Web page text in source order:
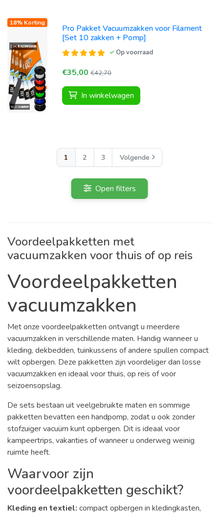
18% Korting
Pro Pakket Vacuumzakken voor Filament
[Set 10 zakken + Pomp]
Op voorraad
€35,00 €42,70
In winkelwagen
1 2 3 Volgende
Open filters
Voordeelpakketten met
vacuumzakken voor thuis of op reis
Voordeelpakketten
vacuumzakken
Met onze voordeelpakketten ontvangt u meerdere
vacuumzakken in verschillende maten. Handig wanneer u
kleding, dekbedden, tuinkussens of andere spullen compact
wilt opbergen. Deze pakketten zijn voordeliger dan losse
vacuumzakken en ideaal voor thuis, op reis of voor
seizoensopslag.
De sets bestaan uit veelgebruikte maten en sommige
pakketten bevatten een handpomp, zodat u ook zonder
stofzuiger vacuüm kunt opbergen. Dit is ideaal voor
kampeertrips, vakanties of wanneer u onderweg weinig
ruimte heeft.
Waarvoor zijn
voordeelpakketten geschikt?
Kleding en textiel: compact opbergen in kledingkasten,